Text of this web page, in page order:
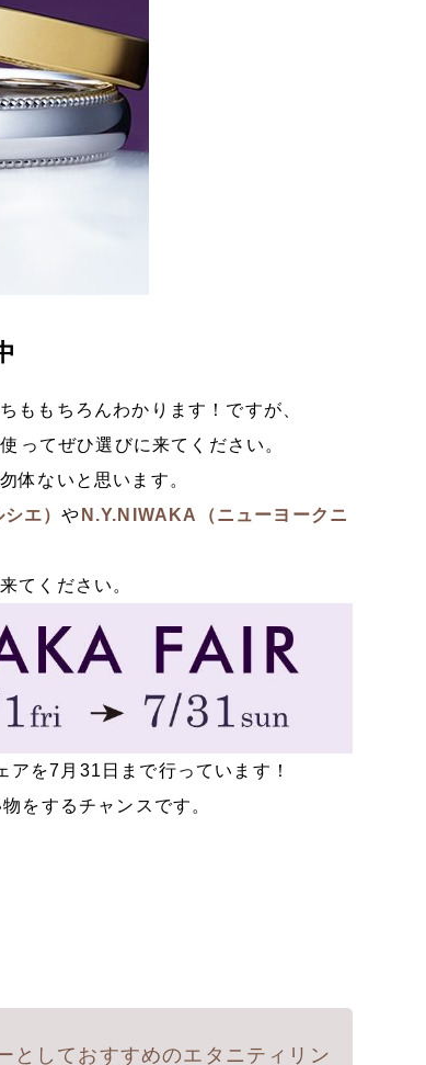
ももちろんわかります！ですが、
ってぜひ選びに来てください。
体ないと思います。
シエ）や N.Y.NIWAKA（ニューヨークニ
てください。
を7月31日まで行っています！
をするチャンスです。
としておすすめのエタニティリン